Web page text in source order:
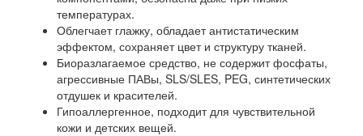
температурах.
Облегчает глажку, обладает антистатическим
эффектом, сохраняет цвет и структуру тканей.
Биоразлагаемое средство, не содержит фосфаты,
агрессивные ПАВы, SLS/SLES, PEG, синтетических
отдушек и красителей.
Гипоаллергенное, подходит для чувствительной
кожи и детских вещей.